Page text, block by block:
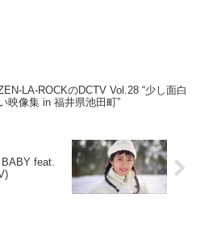
LA-ROCKのDCTV Vol.28 “少し面白
映像集 in 福井県池田町”
feat.